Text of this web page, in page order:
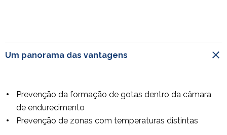
Um panorama das vantagens
Prevenção da formação de gotas dentro da câmara
de endurecimento
Prevenção de zonas com temperaturas distintas